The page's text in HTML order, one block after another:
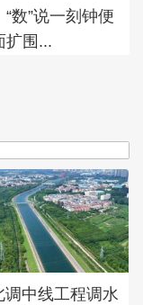
数”说一刻钟便
扩围...
调中线工程调水